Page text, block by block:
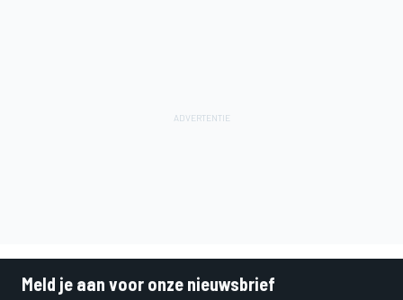
Meld je aan voor onze nieuwsbrief